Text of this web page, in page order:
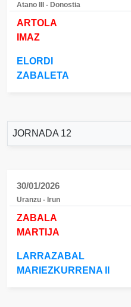
Atano III - Donostia
ARTOLA
IMAZ
ELORDI
ZABALETA
JORNADA 12
30/01/2026
Uranzu - Irun
ZABALA
MARTIJA
LARRAZABAL
MARIEZKURRENA II